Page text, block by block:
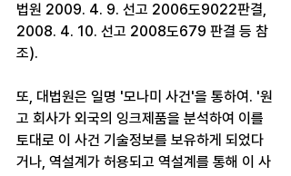
법원 2009. 4. 9. 선고 2006도9022판결,
2008. 4. 10. 선고 2008도679 판결 등 참
조).
또, 대법원은 일명 '모나미 사건'을 통하여. '원
고 회사가 외국의 잉크제품을 분석하여 이를
토대로 이 사건 기술정보를 보유하게 되었다
거나, 역설계가 허용되고 역설계를 통해 이 사